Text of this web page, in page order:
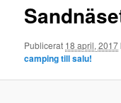
Publicerat 18 april, 2017
camping till salu!